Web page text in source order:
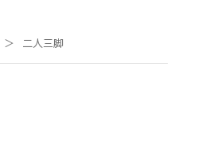
＞ 二人三脚